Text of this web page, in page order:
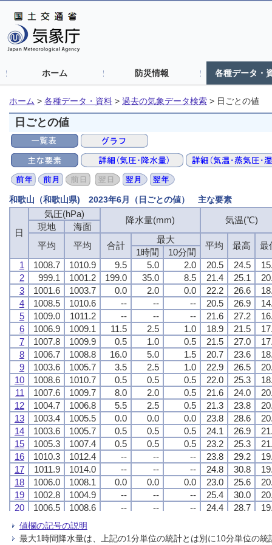
ホーム 防災情報 各種データ・
ホーム > 各種データ・資料 > 過去の気象データ検索 > 日ごとの値
日ごとの値
和歌山（和歌山県) 2023年6月（日ごとの値） 主な要素
日
気圧(hPa)
降水量(mm) 気温(℃)
現地
海面
平均
平均 合計
最大
平均 最高 最
1時間
10分間
1
1008.7 1010.9 9.5 5.0 2.0 20.5 24.5
2
999.1 1001.2 199.0 35.0 8.5 21.4 25.1
3
1001.6 1003.7 0.0 2.0 0.0 22.2 26.6
4
1008.5 1010.6 -- -- -- 20.5 26.9
5
1009.0 1011.2 -- -- -- 21.6 27.2
6
1006.9 1009.1 11.5 2.5 1.0 18.9 21.5
7
1007.8 1009.9 0.5 1.0 0.5 21.5 27.0
8
1006.7 1008.8 16.0 5.0 1.5 20.7 23.6
9
1003.6 1005.7 3.5 2.5 1.0 22.9 26.5
10
1008.6 1010.7 0.5 0.5 0.5 22.0 25.3
11
1007.6 1009.7 8.0 2.0 0.5 21.6 24.0
12
1004.7 1006.8 5.5 2.5 0.5 21.3 23.8
13
1003.4 1005.5 0.0 0.0 0.0 23.8 28.6
14
1003.6 1005.7 0.5 0.5 0.5 24.1 26.9
15
1005.3 1007.4 0.5 0.5 0.5 23.2 25.3
16
1010.3 1012.4 -- -- -- 23.8 29.2
17
1011.9 1014.0 -- -- -- 24.8 30.8
18
1006.0 1008.1 0.0 0.0 0.0 23.0 25.6
19
1002.8 1004.9 -- -- -- 25.4 30.0
20
1006.5 1008.6 -- -- -- 24.4 28.7
21
1006.9 1009.0
22
1002.8 1004.9 13.0 5.0 1.5 22.2 26.5
日
気圧(hPa)
降水量(mm) 気温(℃)
現地
海面
平均
平均 合計
最大
平均 最高 最
1時間
10分間
1
1008.7 1010.9 9.5 5.0 2.0 20.5 24.5
2
999.1 1001.2 199.0 35.0 8.5 21.4 25.1
3
1001.6 1003.7 0.0 2.0 0.0 22.2 26.6
4
1008.5 1010.6 -- -- -- 20.5 26.9
5
1009.0 1011.2 -- -- -- 21.6 27.2
6
1006.9 1009.1 11.5 2.5 1.0 18.9 21.5
7
1007.8 1009.9 0.5 1.0 0.5 21.5 27.0
8
1006.7 1008.8 16.0 5.0 1.5 20.7 23.6
9
1003.6 1005.7 3.5 2.5 1.0 22.9 26.5
10
1008.6 1010.7 0.5 0.5 0.5 22.0 25.3
11
1007.6 1009.7 8.0 2.0 0.5 21.6 24.0
12
1004.7 1006.8 5.5 2.5 0.5 21.3 23.8
13
1003.4 1005.5 0.0 0.0 0.0 23.8 28.6
14
1003.6 1005.7 0.5 0.5 0.5 24.1 26.9
15
1005.3 1007.4 0.5 0.5 0.5 23.2 25.3
16
1010.3 1012.4 -- -- -- 23.8 29.2
17
1011.9 1014.0 -- -- -- 24.8 30.8
18
1006.0 1008.1 0.0 0.0 0.0 23.0 25.6
19
1002.8 1004.9 -- -- -- 25.4 30.0
20
1006.5 1008.6 -- -- -- 24.4 28.7
21
1006.9 1009.0
22
1002.8 1004.9 13.0 5.0 1.5 22.2 26.5
日
気圧(hPa)
降水量(mm) 気温(℃)
現地
海面
平均
平均 合計
最大
平均 最高 最
1時間
10分間
1
1008.7 1010.9 9.5 5.0 2.0 20.5 24.5
2
999.1 1001.2 199.0 35.0 8.5 21.4 25.1
3
1001.6 1003.7 0.0 2.0 0.0 22.2 26.6
4
1008.5 1010.6 -- -- -- 20.5 26.9
5
1009.0 1011.2 -- -- -- 21.6 27.2
6
1006.9 1009.1 11.5 2.5 1.0 18.9 21.5
7
1007.8 1009.9 0.5 1.0 0.5 21.5 27.0
8
1006.7 1008.8 16.0 5.0 1.5 20.7 23.6
9
1003.6 1005.7 3.5 2.5 1.0 22.9 26.5
10
1008.6 1010.7 0.5 0.5 0.5 22.0 25.3
11
1007.6 1009.7 8.0 2.0 0.5 21.6 24.0
12
1004.7 1006.8 5.5 2.5 0.5 21.3 23.8
13
1003.4 1005.5 0.0 0.0 0.0 23.8 28.6
14
1003.6 1005.7 0.5 0.5 0.5 24.1 26.9
15
1005.3 1007.4 0.5 0.5 0.5 23.2 25.3
16
1010.3 1012.4 -- -- -- 23.8 29.2
17
1011.9 1014.0 -- -- -- 24.8 30.8
18
1006.0 1008.1 0.0 0.0 0.0 23.0 25.6
19
1002.8 1004.9 -- -- -- 25.4 30.0
20
1006.5 1008.6 -- -- -- 24.4 28.7
21
1006.9 1009.0
22
1002.8 1004.9 13.0 5.0 1.5 22.2 26.5
日
気圧(hPa)
降水量(mm) 気温(℃)
現地
海面
平均
平均 合計
最大
平均 最高 最
1時間
10分間
1
1008.7 1010.9 9.5 5.0 2.0 20.5 24.5
2
999.1 1001.2 199.0 35.0 8.5 21.4 25.1
3
1001.6 1003.7 0.0 2.0 0.0 22.2 26.6
4
1008.5 1010.6 -- -- -- 20.5 26.9
5
1009.0 1011.2 -- -- -- 21.6 27.2
6
1006.9 1009.1 11.5 2.5 1.0 18.9 21.5
7
1007.8 1009.9 0.5 1.0 0.5 21.5 27.0
8
1006.7 1008.8 16.0 5.0 1.5 20.7 23.6
9
1003.6 1005.7 3.5 2.5 1.0 22.9 26.5
10
1008.6 1010.7 0.5 0.5 0.5 22.0 25.3
11
1007.6 1009.7 8.0 2.0 0.5 21.6 24.0
12
1004.7 1006.8 5.5 2.5 0.5 21.3 23.8
13
1003.4 1005.5 0.0 0.0 0.0 23.8 28.6
14
1003.6 1005.7 0.5 0.5 0.5 24.1 26.9
15
1005.3 1007.4 0.5 0.5 0.5 23.2 25.3
16
1010.3 1012.4 -- -- -- 23.8 29.2
17
1011.9 1014.0 -- -- -- 24.8 30.8
18
1006.0 1008.1 0.0 0.0 0.0 23.0 25.6
19
1002.8 1004.9 -- -- -- 25.4 30.0
20
1006.5 1008.6 -- -- -- 24.4 28.7
21
1006.9 1009.0
22
1002.8 1004.9 13.0 5.0 1.5 22.2 26.5
値欄の記号の説明
最大1時間降水量は、上記の1分単位の統計とは別に10分単位の